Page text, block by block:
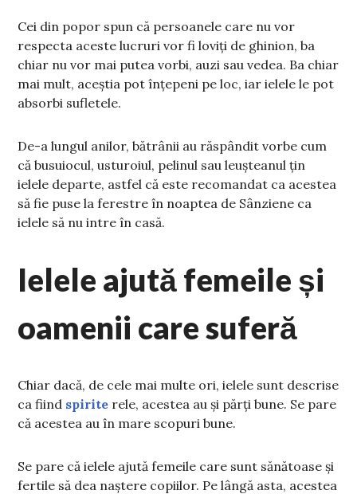
Cei din popor spun că persoanele care nu vor
respecta aceste lucruri vor fi loviți de ghinion, ba
chiar nu vor mai putea vorbi, auzi sau vedea. Ba chiar
mai mult, aceștia pot înțepeni pe loc, iar ielele le pot
absorbi sufletele.
De-a lungul anilor, bătrânii au răspândit vorbe cum
că busuiocul, usturoiul, pelinul sau leușteanul țin
ielele departe, astfel că este recomandat ca acestea
să fie puse la ferestre în noaptea de Sânziene ca
ielele să nu intre în casă.
Ielele ajută femeile și
oamenii care suferă
Chiar dacă, de cele mai multe ori, ielele sunt descrise
ca fiind spirite rele, acestea au și părți bune. Se pare
că acestea au în mare scopuri bune.
Se pare că ielele ajută femeile care sunt sănătoase și
fertile să dea naștere copiilor. Pe lângă asta, acestea